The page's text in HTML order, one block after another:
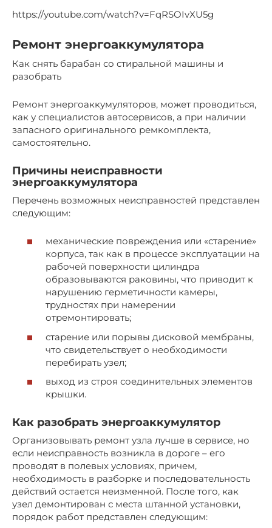
https://youtube.com/watch?v=FqRSOIvXU5g
Ремонт энергоаккумулятора
Как снять барабан со стиральной машины и
разобрать
Ремонт энергоаккумуляторов, может проводиться,
как у специалистов автосервисов, а при наличии
запасного оригинального ремкомплекта,
самостоятельно.
Причины неисправности
энергоаккумулятора
Перечень возможных неисправностей представлен
следующим:
механические повреждения или «старение»
корпуса, так как в процессе эксплуатации на
рабочей поверхности цилиндра
образовываются раковины, что приводит к
нарушению герметичности камеры,
трудностях при намерении
отремонтировать;
старение или порывы дисковой мембраны,
что свидетельствует о необходимости
перебирать узел;
выход из строя соединительных элементов
крышки.
Как разобрать энергоаккумулятор
Организовывать ремонт узла лучше в сервисе, но
если неисправность возникла в дороге – его
проводят в полевых условиях, причем,
необходимость в разборке и последовательность
действий остается неизменной. После того, как
узел демонтирован с места штанной установки,
порядок работ представлен следующим: